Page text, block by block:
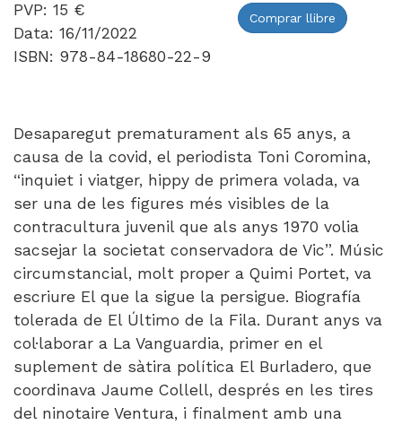
PVP: 15 €
Data: 16/11/2022
ISBN: 978-84-18680-22-9
Comprar llibre
Desaparegut prematurament als 65 anys, a
causa de la covid, el periodista Toni Coromina,
“inquiet i viatger, hippy de primera volada, va
ser una de les figures més visibles de la
contracultura juvenil que als anys 1970 volia
sacsejar la societat conservadora de Vic”. Músic
circumstancial, molt proper a Quimi Portet, va
escriure El que la sigue la persigue. Biografía
tolerada de El Último de la Fila. Durant anys va
col·laborar a La Vanguardia, primer en el
suplement de sàtira política El Burladero, que
coordinava Jaume Collell, després en les tires
del ninotaire Ventura, i finalment amb una